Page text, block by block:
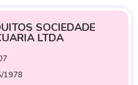
SOCIEDADE
LTDA
1978